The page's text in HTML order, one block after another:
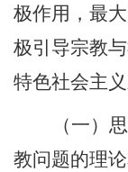
极作用，最
极引导宗教
特色社会主
（一）
教问题的理